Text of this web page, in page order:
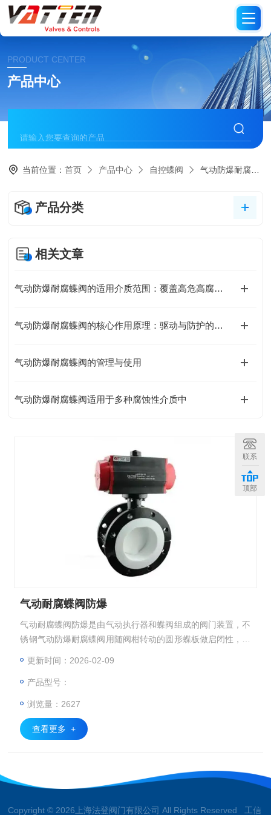
PRODUCT CENTER
产品中心
当前位置：首页 产品中心 自控蝶阀 气动防爆耐腐蝶阀
产品分类
相关文章
气动防爆耐腐蝶阀的适用介质范围：覆盖高危高腐蚀场景的核心需求
气动防爆耐腐蝶阀的核心作用原理：驱动与防护的全链路协同设计
气动防爆耐腐蝶阀的管理与使用
气动防爆耐腐蝶阀适用于多种腐蚀性介质中
气动耐腐蝶阀防爆
气动耐腐蝶阀防爆是由气动执行器和蝶阀组成的阀门装置，不
锈钢气动防爆耐腐蝶阀用随阀柑转动的圆形蝶板做启闭性，以
越来越多。
更新时间：2026-02-09
产品型号：
浏览量：2627
查看更多 +
Copyright © 2026上海法登阀门有限公司 All Rights Reserved 工信
联系
顶部